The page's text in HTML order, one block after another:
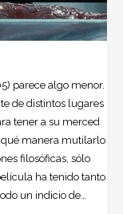
parece algo menor.
de distintos lugares
tener a su merced
qué manera mutilarlo
filosóficas, sólo
ha tenido tanto
un indicio de…